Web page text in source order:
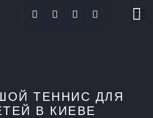
ТЕННИС ДЛЯ
В КИЕВЕ